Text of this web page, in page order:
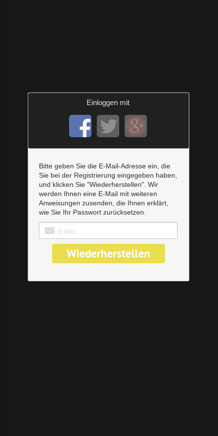
Einloggen mit
Bitte geben Sie die E-Mail-Adresse ein, die
Sie bei der Registrierung eingegeben haben,
und klicken Sie "Wiederherstellen". Wir
werden Ihnen eine E-Mail mit weiteren
Anweisungen zusenden, die Ihnen erklärt,
wie Sie Ihr Passwort zurücksetzen.